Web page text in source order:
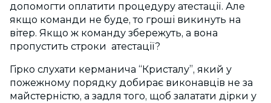
допомогти оплатити процедуру атестації. Але
якщо команди не буде, то гроші викинуть на
вітер. Якщо ж команду збережуть, а вона
пропустить строки атестації?
Гірко слухати керманича “Крис­талу”, який у
пожежному порядку добирає виконавців не за
майстерністю, а задля того, щоб залатати дірки у